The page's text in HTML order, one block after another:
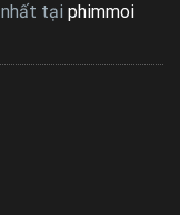
nhất tại phimmoi